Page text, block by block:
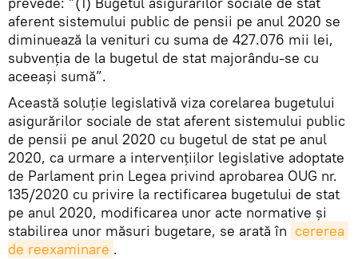
aferent sistemului public de pensii pe anul 2020 se
diminuează la venituri cu suma de 427.076 mii lei,
subvenția de la bugetul de stat majorându-se cu
aceeași sumă”.
Această soluție legislativă viza corelarea bugetului
asigurărilor sociale de stat aferent sistemului public
de pensii pe anul 2020 cu bugetul de stat pe anul
2020, ca urmare a intervențiilor legislative adoptate
de Parlament prin Legea privind aprobarea OUG nr.
135/2020 cu privire la rectificarea bugetului de stat
pe anul 2020, modificarea unor acte normative și
stabilirea unor măsuri bugetare, se arată în cererea
de reexaminare .